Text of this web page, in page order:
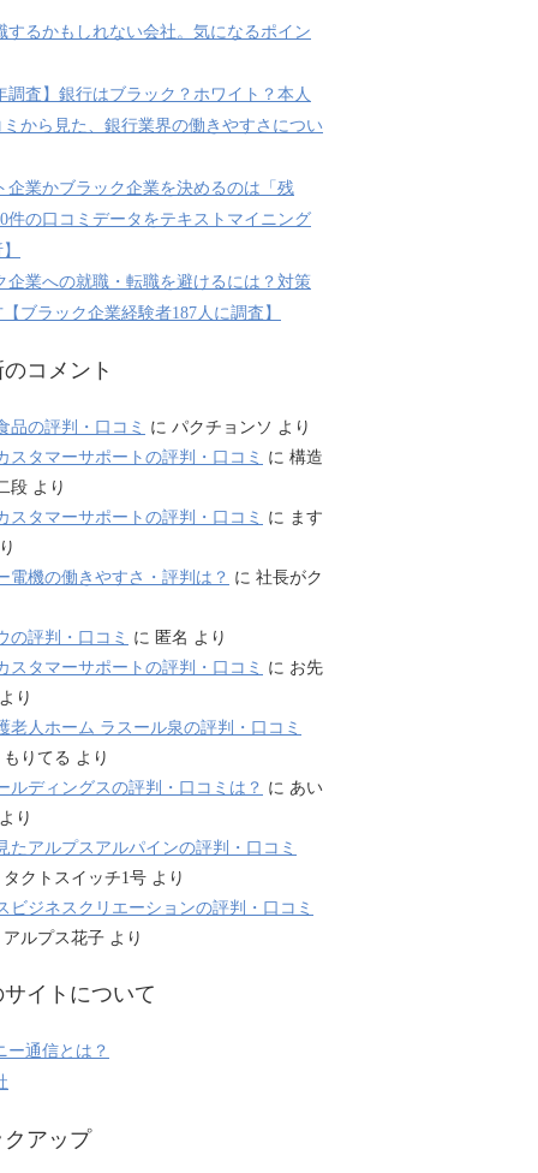
するかもしれない会社。気になるポイン
調査】銀行はブラック？ホワイト？本人
から見た、銀行業界の働きやすさについ
企業かブラック企業を決めるのは「残
件の口コミデータをテキストマイニング
企業への就職・転職を避けるには？対策
ブラック企業経験者187人に調査】
コメント
品の評判・口コミ に パクチョンソ より
スタマーサポートの評判・口コミ に 構造
段 より
スタマーサポートの評判・口コミ に ます
電機の働きやすさ・評判は？ に 社長がク
の評判・口コミ に 匿名 より
スタマーサポートの評判・口コミ に お先
り
老人ホーム ラスール泉の評判・口コミ
もりてる より
ルディングスの評判・口コミは？ に あい
り
たアルプスアルパインの評判・口コミ
タクトスイッチ1号 より
ビジネスクリエーションの評判・口コミ
アルプス花子 より
イトについて
ー通信とは？
クアップ